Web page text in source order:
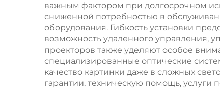
важным фактором при долгосрочном
сниженной потребностью в
оборудования. Гибкость установки
возможность удаленного управления,
проекторов также уделяют особое
специализированные оптические
качество картинки даже в сложных
гарантии, техническую помощь, услуги